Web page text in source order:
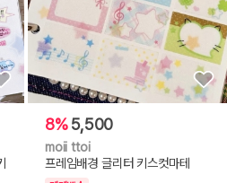
8% 5,500
moii ttoi
프레임배경 글리터 키스컷마테